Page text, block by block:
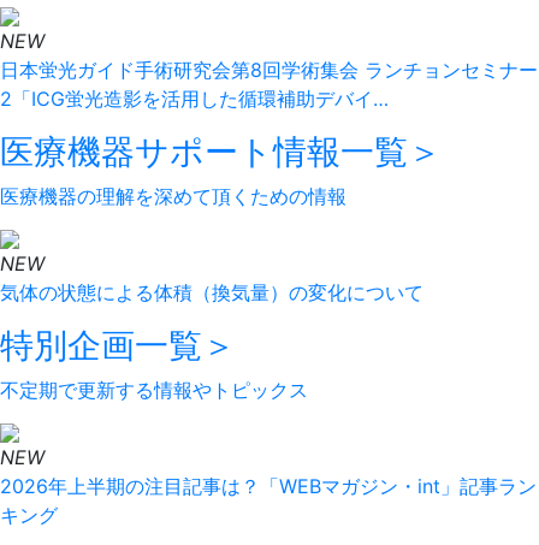
NEW
日本蛍光ガイド手術研究会第8回学術集会 ランチョンセミナー
2「ICG蛍光造影を活用した循環補助デバイ…
医療機器サポート情報一覧＞
医療機器の理解を深めて頂くための情報
NEW
気体の状態による体積（換気量）の変化について
特別企画一覧＞
不定期で更新する情報やトピックス
NEW
2026年上半期の注目記事は？「WEBマガジン・int」記事ラン
キング